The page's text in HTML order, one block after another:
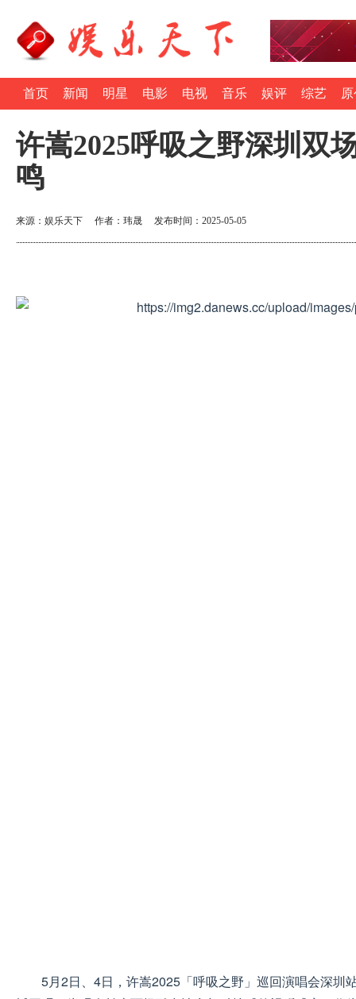
首页 新闻 明星 电影 电视 音乐 娱评 综艺
许嵩2025呼吸之野深圳双
鸣
来源：娱乐天下 作者：玮晟 发布时间：2025-05-05
5月2日、4日，许嵩2025「呼吸之野」巡回演唱会深圳